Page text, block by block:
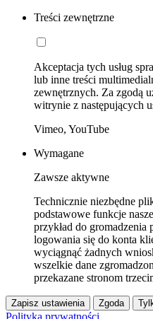
Treści zewnętrzne
Akceptacja tych usług
lub inne treści
zewnętrznych. Za zgodą
witrynie z następujących
Vimeo, YouTube
Wymagane
Zawsze aktywne
Technicznie niezbędne
podstawowe funkcje
przykład do
logowania się do konta
wyciągnąć żadnych
wszelkie dane
przekazane stronom
Zapisz ustawienia Zgoda
Polityka prywatności